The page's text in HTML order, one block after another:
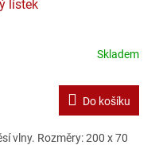
lístek
Skladem
Do košíku
vlny. Rozměry: 200 x 70